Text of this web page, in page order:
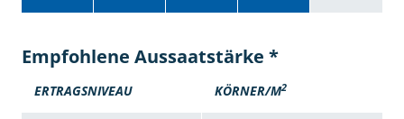
Empfohlene Aussaatstärke *
ERTRAGSNIVEAU KÖRNER/M2